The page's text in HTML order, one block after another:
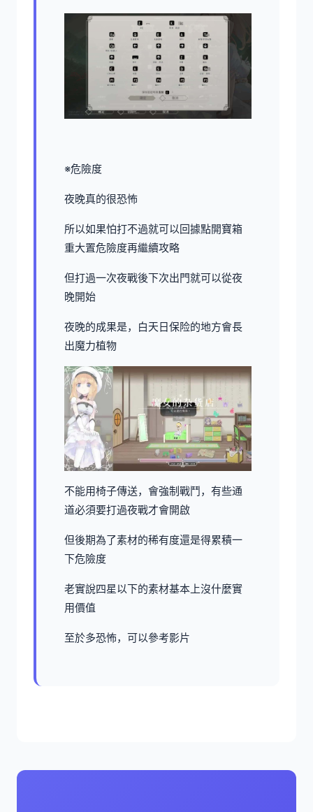
※危險度
夜晚真的很恐怖
所以如果怕打不過就可以回據點開寶箱
重大置危險度再繼續攻略
但打過一次夜戰後下次出門就可以從夜
晚開始
夜晚的成果是，白天日保险的地方會長
出魔力植物
不能用椅子傳送，會強制戰鬥，有些通
道必須要打過夜戰才會開啟
但後期為了素材的稀有度還是得累積一
下危險度
老實說四星以下的素材基本上沒什麼實
用價值
至於多恐怖，可以參考影片